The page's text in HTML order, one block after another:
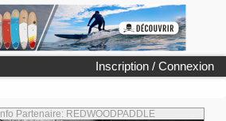
Inscription / Connexion
Info Partenaire: REDWOODPADDLE